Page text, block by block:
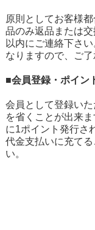
原則としてお客様
品のみ返品または
以内にご連絡下さ
なりますので、ご了
■会員登録・ポイン
会員として登録い
を省くことが出来
に1ポイント発行さ
代金支払いに充て
い。